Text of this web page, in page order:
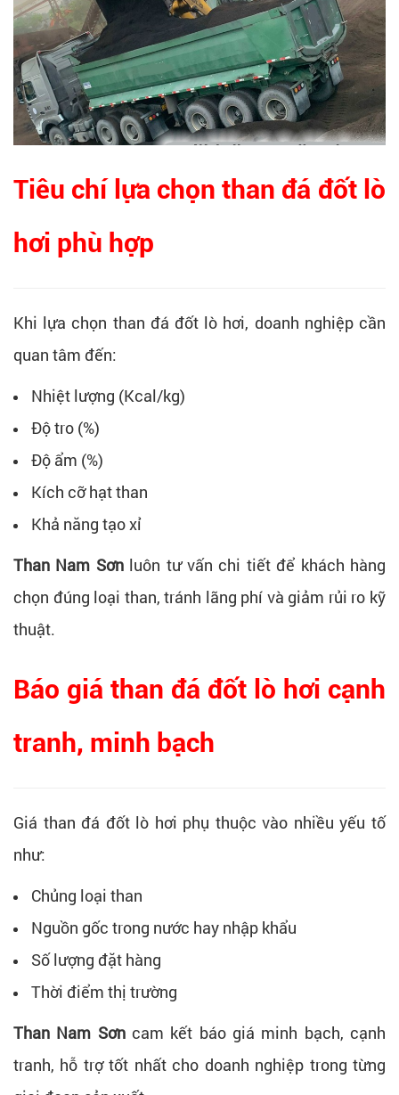
Tiêu chí lựa chọn than đá đốt lò
hơi phù hợp
Khi lựa chọn than đá đốt lò hơi, doanh nghiệp cần
quan tâm đến:
Nhiệt lượng (Kcal/kg)
Độ tro (%)
Độ ẩm (%)
Kích cỡ hạt than
Khả năng tạo xỉ
Than Nam Sơnluôn tư vấn chi tiết để khách hàng
chọn đúng loại than, tránh lãng phí và giảm rủi ro kỹ
thuật.
Báo giá than đá đốt lò hơi cạnh
tranh, minh bạch
Giá than đá đốt lò hơi phụ thuộc vào nhiều yếu tố
như:
Chủng loại than
Nguồn gốc trong nước hay nhập khẩu
Số lượng đặt hàng
Thời điểm thị trường
Than Nam Sơncam kết báo giá minh bạch, cạnh
tranh, hỗ trợ tốt nhất cho doanh nghiệp trong từng